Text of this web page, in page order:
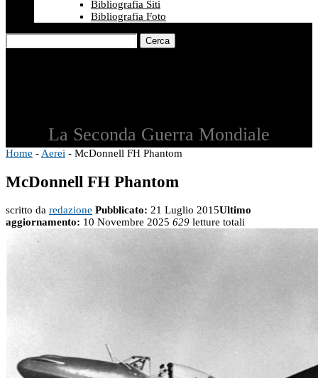
Bibliografia Siti
Bibliografia Foto
Cerca
La Seconda Guerra Mondiale
Home - Aerei - McDonnell FH Phantom
McDonnell FH Phantom
scritto da redazione Pubblicato: 21 Luglio 2015Ultimo
aggiornamento: 10 Novembre 2025 629 letture totali